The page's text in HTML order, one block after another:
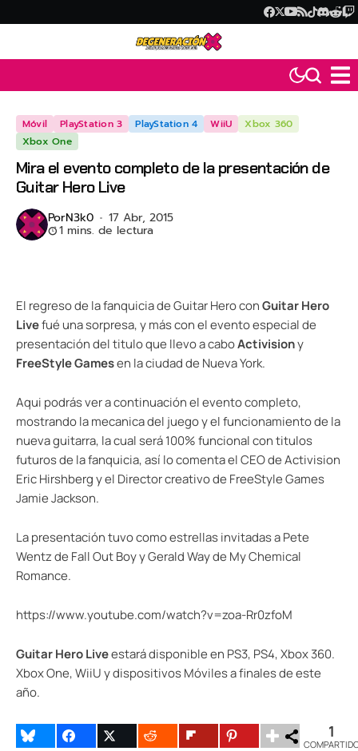
Móvil PlayStation 3 PlayStation 4 WiiU
Xbox 360
Xbox One
Mira el evento completo de la presentación de
Guitar Hero Live
PorN3k0 17 Abr, 2015
1 mins. de lectura
El regreso de la fanquicia de Guitar Hero conGuitar Hero
Livefué una sorpresa, y más con el evento especial de
presentación del titulo que llevo a caboActivisiony
FreeStyle Gamesen la ciudad de Nueva York.
Aqui podrás ver a continuación el evento completo,
mostrando la mecanica del juego y el funcionamiento de la
nueva guitarra, la cual será 100% funcional con titulos
futuros de la fanquicia, así lo comenta el CEO de Activision
Eric Hirshberg y el Director creativo de FreeStyle Games
Jamie Jackson.
La presentación tuvo como estrellas invitadas a Pete
Wentz de Fall Out Boy y Gerald Way de My Chemical
Romance.
https://www.youtube.com/watch?v=zoa-Rr0zfoM
Guitar Hero Liveestará disponible en PS3, PS4, Xbox 360.
Xbox One, WiiU y dispositivos Móviles a finales de este
año.
1